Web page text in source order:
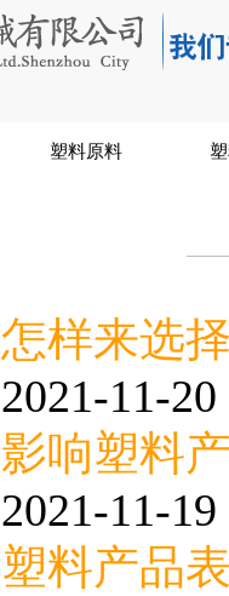
塑料原料
怎样来选
2021-11-
影响塑料
2021-11-
塑料产品